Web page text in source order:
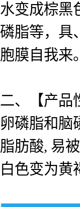
水变成棕黑
磷脂等，具
胞膜自我来。
二、【产品
卵磷脂和脑
脂肪酸, 易
白色变为黄